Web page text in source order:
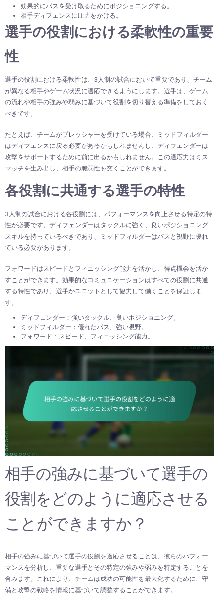
効果的にパスを受け取るためにポジショニングする。
相手ディフェンスに圧力をかける。
選手の役割における柔軟性の重要
性
選手の役割における柔軟性は、3人制の試合において重要であり、チーム
が異なる相手やゲーム状況に適応できるようにします。選手は、ゲーム
の流れや相手の強みや弱みに基づいて役割を切り替える準備をしておく
べきです。
たとえば、チームがプレッシャーを受けている場合、ミッドフィルダー
はディフェンスに戻る必要があるかもしれませんし、ディフェンダーは
攻撃をサポートするために前に出るかもしれません。この適応力はミス
マッチを生み出し、相手の脆弱性を突くことができます。
各役割に共通する選手の特性
3人制の試合における各役割には、パフォーマンスを向上させる特定の特
性が必要です。ディフェンダーはタックルに強く、良いポジショニング
スキルを持っているべきであり、ミッドフィルダーはパスと視野に優れ
ている必要があります。
フォワードはスピードとフィニッシング能力を活かし、得点機会を活か
すことができます。効果的なコミュニケーションはすべての役割に共通
する特性であり、選手がユニットとして協力して働くことを保証しま
す。
ディフェンダー：強いタックル、良いポジショニング。
ミッドフィルダー：優れたパス、強い視野。
フォワード：スピード、フィニッシング能力。
相手の強みに基づいて選手の
役割をどのように適応させる
ことができますか？
相手の強みに基づいて選手の役割を適応させることは、彼らのパフォー
マンスを分析し、重要な選手とその特定の強みや弱みを特定することを
含みます。これにより、チームは成功の可能性を最大化するために、守
備と攻撃の戦略を情報に基づいて調整することができます。